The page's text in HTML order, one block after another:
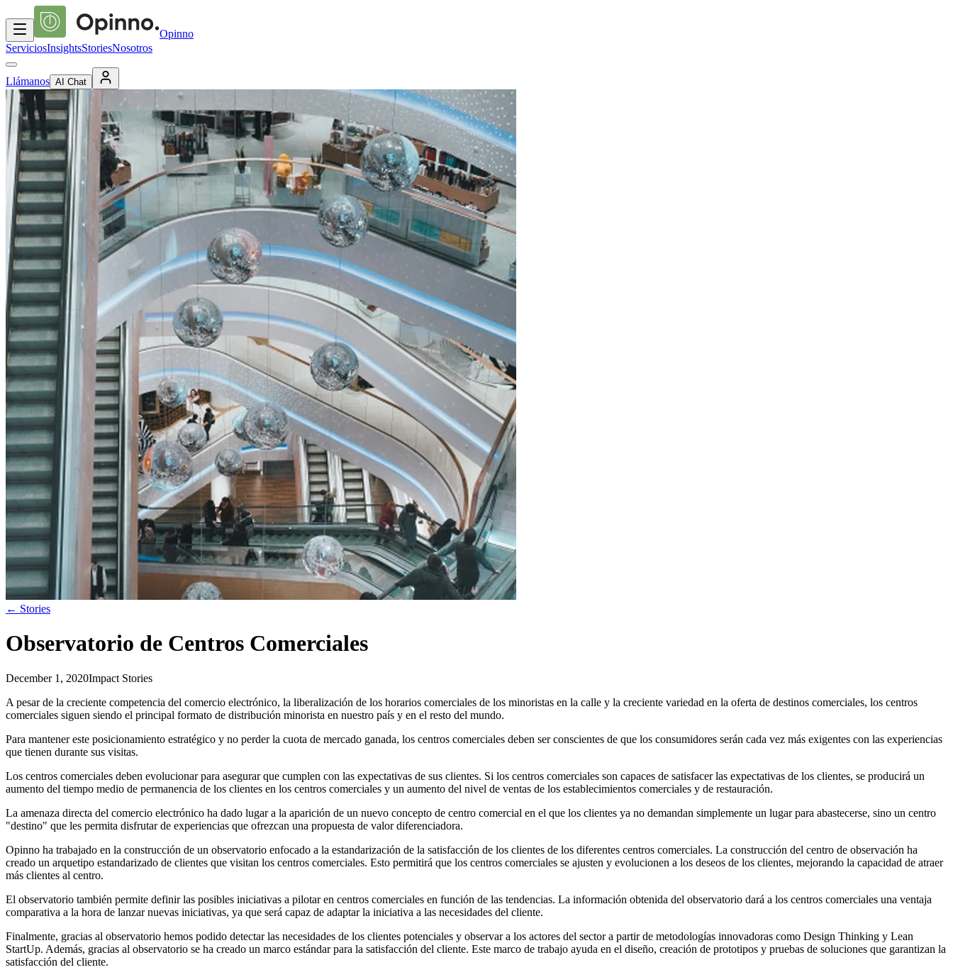
Opinno
ServiciosInsightsStoriesNosotros
Llámanos AI Chat
← Stories
Observatorio de Centros Comerciales
December 1, 2020Impact Stories
A pesar de la creciente competencia del comercio electrónico, la liberalización de los horarios comerciales de los minoristas en la calle y la creciente variedad en la oferta de destinos comerciales, los centros
comerciales siguen siendo el principal formato de distribución minorista en nuestro país y en el resto del mundo.
Para mantener este posicionamiento estratégico y no perder la cuota de mercado ganada, los centros comerciales deben ser conscientes de que los consumidores serán cada vez más exigentes con las experiencias
que tienen durante sus visitas.
Los centros comerciales deben evolucionar para asegurar que cumplen con las expectativas de sus clientes. Si los centros comerciales son capaces de satisfacer las expectativas de los clientes, se producirá un
aumento del tiempo medio de permanencia de los clientes en los centros comerciales y un aumento del nivel de ventas de los establecimientos comerciales y de restauración.
La amenaza directa del comercio electrónico ha dado lugar a la aparición de un nuevo concepto de centro comercial en el que los clientes ya no demandan simplemente un lugar para abastecerse, sino un centro
"destino" que les permita disfrutar de experiencias que ofrezcan una propuesta de valor diferenciadora.
Opinno ha trabajado en la construcción de un observatorio enfocado a la estandarización de la satisfacción de los clientes de los diferentes centros comerciales. La construcción del centro de observación ha
creado un arquetipo estandarizado de clientes que visitan los centros comerciales. Esto permitirá que los centros comerciales se ajusten y evolucionen a los deseos de los clientes, mejorando la capacidad de atraer
más clientes al centro.
El observatorio también permite definir las posibles iniciativas a pilotar en centros comerciales en función de las tendencias. La información obtenida del observatorio dará a los centros comerciales una ventaja
comparativa a la hora de lanzar nuevas iniciativas, ya que será capaz de adaptar la iniciativa a las necesidades del cliente.
Finalmente, gracias al observatorio hemos podido detectar las necesidades de los clientes potenciales y observar a los actores del sector a partir de metodologías innovadoras como Design Thinking y Lean
StartUp. Además, gracias al observatorio se ha creado un marco estándar para la satisfacción del cliente. Este marco de trabajo ayuda en el diseño, creación de prototipos y pruebas de soluciones que garantizan la
satisfacción del cliente.